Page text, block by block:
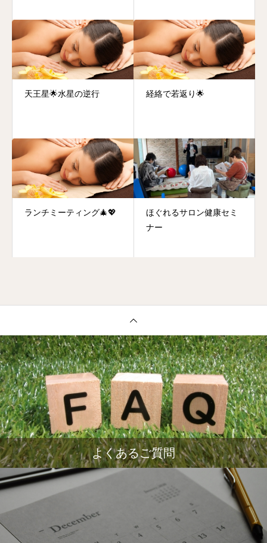
天王星🌟水星の逆行 経絡で若返り🌟
ランチミーティング🎄💖
ほぐれるサロン健康セミ
ナー
よくあるご質問